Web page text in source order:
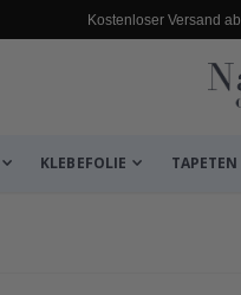
Kostenloser Versand ab
KLEBEFOLIE TAPETEN